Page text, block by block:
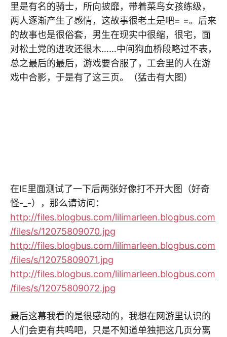
里是有名的骑士，所向披靡，带着菜鸟女孩练级，
两人逐渐产生了感情，这故事很老土是吧= =。后来
的故事也是很俗套，男生在现实中很缩，很宅，面
对松土党的进攻还很木……中间狗血桥段略过不表，
总之最后的最后，游戏要合服了，工会里的人在游
戏中合影，于是有了这三页。（猛击有大图）
在IE里面测试了一下后两张好像打不开大图（好奇
怪-_-），那么请访问：
http://files.blogbus.com/lilimarleen.blogbus.com
/files/s/12075809070.jpg
http://files.blogbus.com/lilimarleen.blogbus.com
/files/s/12075809071.jpg
http://files.blogbus.com/lilimarleen.blogbus.com
/files/s/12075809072.jpg
最后这幕我看的是很感动的，我想在网游里认识的
人们会更有共鸣吧，只是不知道单独把这几页分离